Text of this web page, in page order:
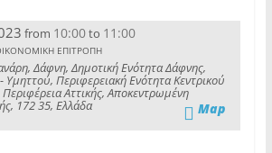
from 10:00to 11:00
ΕΠΙΤΡΟΠΗ
Δάφνη, Δημοτική Ενότητα Δάφνης,
Περιφερειακή Ενότητα Κεντρικού
Αττικής, Αποκεντρωμένη
172 35, Ελλάδα Map